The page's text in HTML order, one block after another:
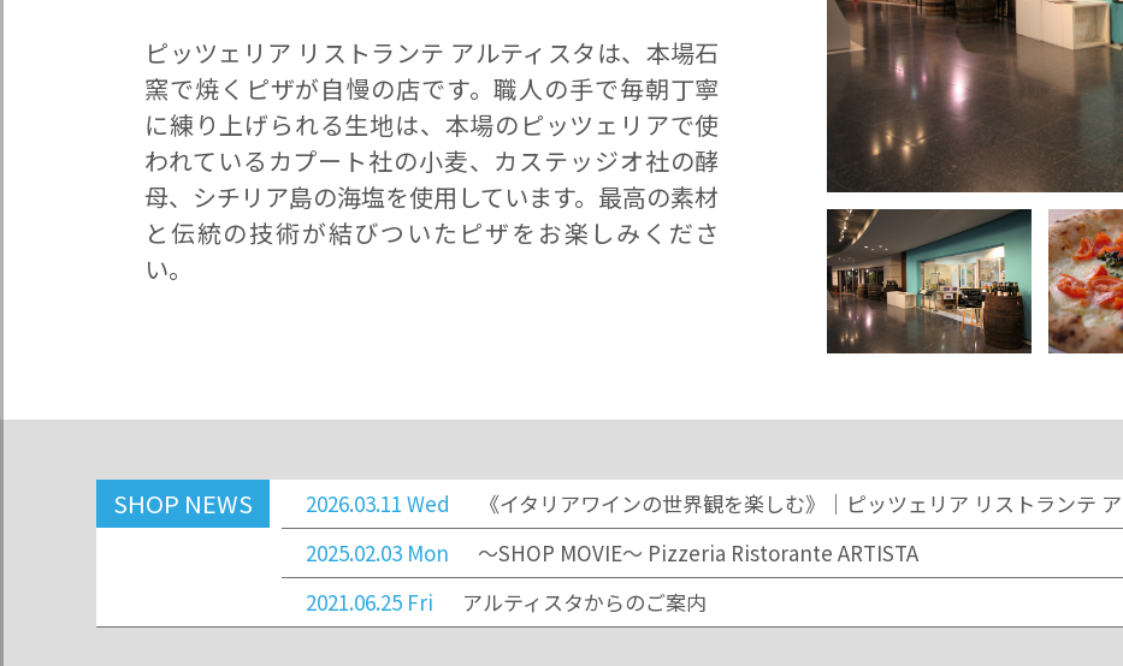
ピッツェリア リストランテ アルティスタは、本場石
窯で焼くピザが自慢の店です。職人の手で毎朝丁寧
に練り上げられる生地は、本場のピッツェリアで使
われているカプート社の小麦、カステッジオ社の酵
母、シチリア島の海塩を使用しています。最高の素材
と伝統の技術が結びついたピザをお楽しみくださ
い。
SHOP NEWS 2026.03.11 Wed
《イタリアワインの世界観を楽しむ》｜ピッツェリア リストランテ
2025.02.03 Mon
～SHOP MOVIE～ Pizzeria Ristorante ARTISTA
2021.06.25 Fri
アルティスタからのご案内